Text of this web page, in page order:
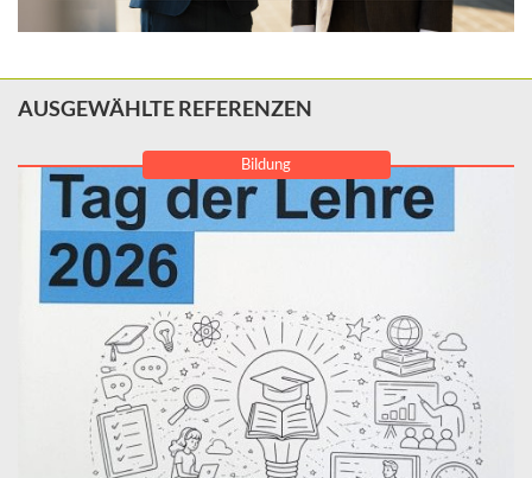
AUSGEWÄHLTE REFERENZEN
Bildung